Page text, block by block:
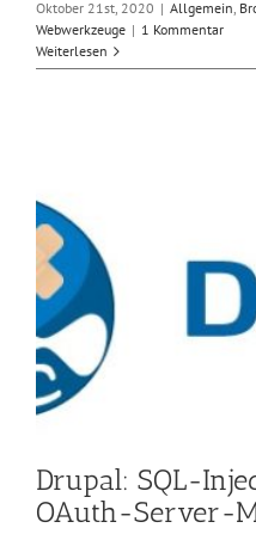
Oktober 21st, 2020 | Allgemein,
Webwerkzeuge | 1 Kommentar
Weiterlesen
Drupal: SQL-
OAuth-Server-